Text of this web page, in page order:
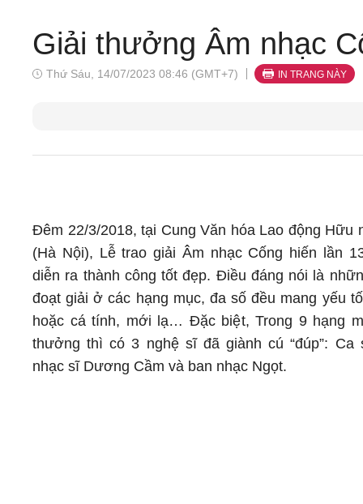
Giải thưởng Âm nhạc
Thứ Sáu, 14/07/2023 08:46 (GMT+7) IN TRANG NÀY
Đêm 22/3/2018, tại Cung Văn hóa Lao động Hữu
(Hà Nội), Lễ trao giải Âm nhạc Cống hiến lần
diễn ra thành công tốt đẹp. Điều đáng nói là
đoạt giải ở các hạng mục, đa số đều mang yếu
hoặc cá tính, mới lạ… Đặc biệt, Trong 9 hạng
thưởng thì có 3 nghệ sĩ đã giành cú “đúp”: Ca
nhạc sĩ Dương Cầm và ban nhạc Ngọt.